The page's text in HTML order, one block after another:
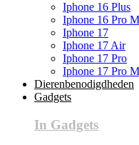
Iphone 16 Plus
Iphone 16 Pro
Iphone 17
Iphone 17 Air
Iphone 17 Pro
Iphone 17 Pro
Dierenbenodigdheden
Gadgets
In Gadgets